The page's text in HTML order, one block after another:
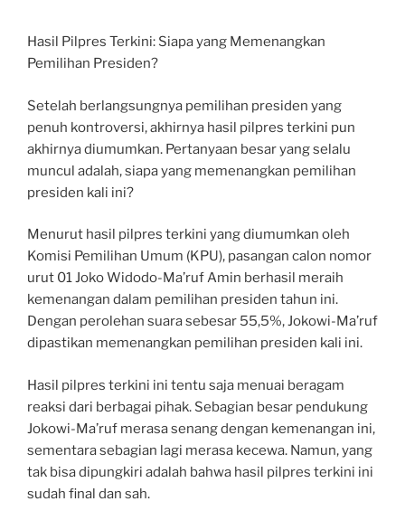
Hasil Pilpres Terkini: Siapa yang Memenangkan
Pemilihan Presiden?
Setelah berlangsungnya pemilihan presiden yang
penuh kontroversi, akhirnya hasil pilpres terkini pun
akhirnya diumumkan. Pertanyaan besar yang selalu
muncul adalah, siapa yang memenangkan pemilihan
presiden kali ini?
Menurut hasil pilpres terkini yang diumumkan oleh
Komisi Pemilihan Umum (KPU), pasangan calon nomor
urut 01 Joko Widodo-Ma’ruf Amin berhasil meraih
kemenangan dalam pemilihan presiden tahun ini.
Dengan perolehan suara sebesar 55,5%, Jokowi-Ma’ruf
dipastikan memenangkan pemilihan presiden kali ini.
Hasil pilpres terkini ini tentu saja menuai beragam
reaksi dari berbagai pihak. Sebagian besar pendukung
Jokowi-Ma’ruf merasa senang dengan kemenangan ini,
sementara sebagian lagi merasa kecewa. Namun, yang
tak bisa dipungkiri adalah bahwa hasil pilpres terkini ini
sudah final dan sah.